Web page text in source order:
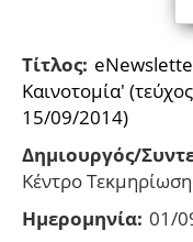
Τίτλος:
Καινοτομία'
15/09/2014)
Δημιουργός/
Κέντρο
Ημερομηνία: 01/